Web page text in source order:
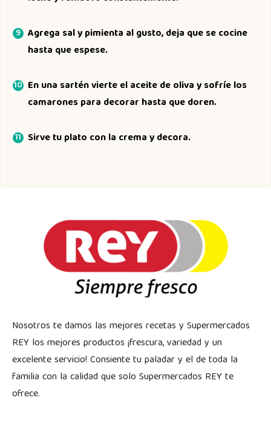
Agrega sal y pimienta al gusto, deja que se cocine
hasta que espese.
En una sartén vierte el aceite de oliva y sofríe los
camarones para decorar hasta que doren.
Sirve tu plato con la crema y decora.
Nosotros te damos las mejores recetas y Supermercados
REY los mejores productos ¡frescura, variedad y un
excelente servicio! Consiente tu paladar y el de toda la
familia con la calidad que solo Supermercados REY te
ofrece.